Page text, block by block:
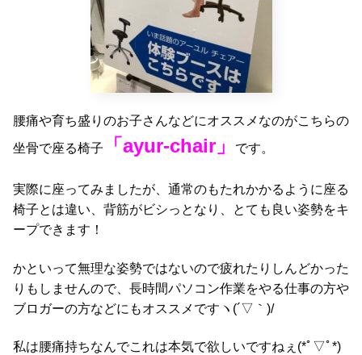
腰痛や育ち盛りのお子さんなどにオススメなのがこちらの
坐骨で座る椅子
「ayur-chair」 です。
実際に座ってみましたが、通常のもたれかかるように座る
椅子とは違い、背筋がビシっとなり、とても良い姿勢をキ
ープできます！
かといって無理な姿勢ではないので疲れたりしんどかった
りもしませんので、長時間パソコン作業をやる仕事の方や
ブロガーの方などにもオススメですヽ(´▽｀)/
私は腰痛持ちなんでこれは本気で欲しいですねぇ(*ﾟ▽ﾟ*)